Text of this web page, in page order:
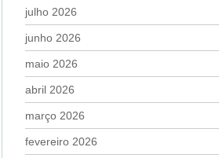
julho 2026
junho 2026
maio 2026
abril 2026
março 2026
fevereiro 2026